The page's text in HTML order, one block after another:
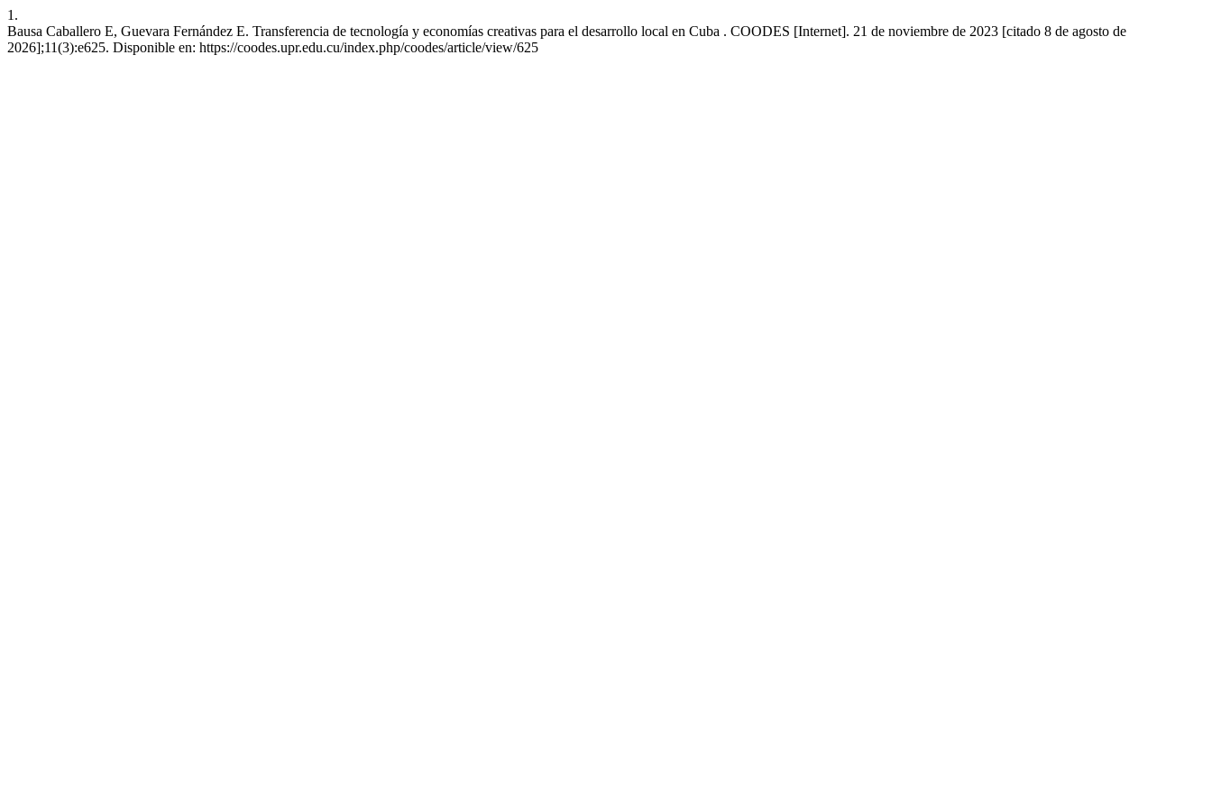
1.
Bausa Caballero E, Guevara Fernández E. Transferencia de tecnología y economías creativas para el desarrollo local en Cuba . COODES [Internet]. 21 de noviembre de 2023 [citado 8 de agosto de
2026];11(3):e625. Disponible en: https://coodes.upr.edu.cu/index.php/coodes/article/view/625